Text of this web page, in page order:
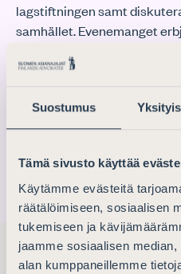
Suostumus
Tämä sivusto käyttää
Käytämme evästeitä
räätälöimiseen, sosiaalisen
tukemiseen ja
jaamme sosiaalisen
alan kumppaneillemme
lagstiftningen samt
samhället. Evenemanget
nätverkande samt
genom olika föreläsningar
Advokatdagen har
är en etablerad del av
Nästa Advokatdagen hålls